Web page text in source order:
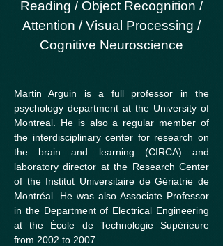
Reading / Object Recognition /
Attention / Visual Processing /
Cognitive Neuroscience
Martin Arguin is a full professor in the
psychology department at the University of
Montreal. He is also a regular member of
the interdisciplinary center for research on
the brain and learning (CIRCA) and
laboratory director at the Research Center
of the Institut Universitaire de Gériatrie de
Montréal. He was also Associate Professor
in the Department of Electrical Engineering
at the École de Technologie Supérieure
from 2002 to 2007.